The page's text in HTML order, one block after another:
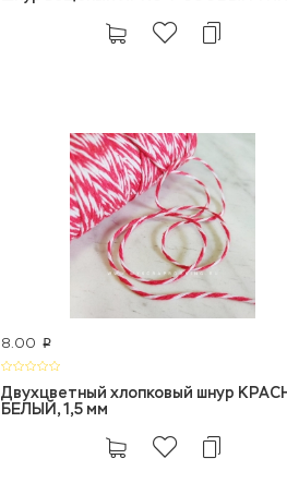
8.00 p
Двухцветный хлопковый шнур
БЕЛЫЙ, 1,5 мм